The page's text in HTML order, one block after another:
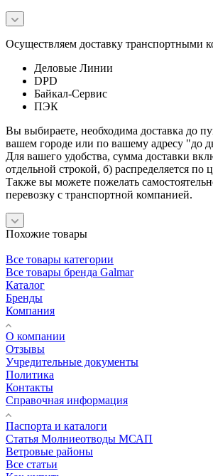
Осуществляем доставку транспортными
Деловые Линии
DPD
Байкал-Сервис
ПЭК
Вы выбираете, необходима доставка до
вашем городе или по вашему адресу "до
Для вашего удобства, сумма доставки
отдельной строкой, б) распределяется по
Также вы можете пожелать
перевозку с транспортной компанией.
Похожие товары
Все товары категории
Все товары бренда Galmar
Каталог
Бренды
Компания
О компании
Отзывы
Учредительные документы
Политика
Контакты
Справочная информация
Паспорта и каталоги
Статья Молниеотводы МСАП
Ветровые районы
Все статьи